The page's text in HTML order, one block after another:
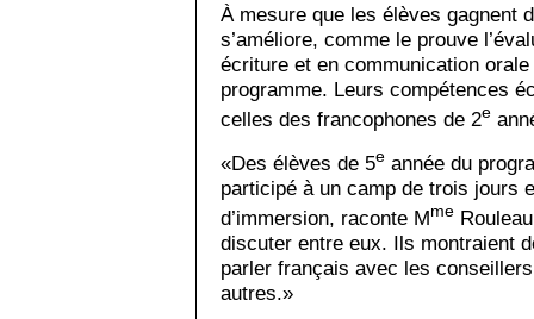
À mesure que les élèves gagnent
s’améliore, comme le prouve
écriture et en communication
programme. Leurs compétences
celles des francophones de 2e
«Des élèves de 5e année du
participé à un camp de trois jours
d’immersion, raconte Mme
discuter entre eux. Ils montraient
parler français avec les
autres.»